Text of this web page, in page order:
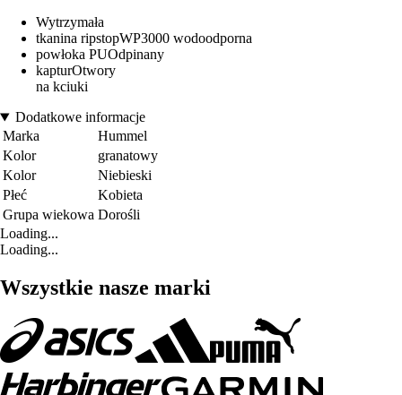
Wytrzymała
tkanina ripstopWP3000 wodoodporna
powłoka PUOdpinany
kapturOtwory
na kciuki
Dodatkowe informacje
Marka
Hummel
Kolor
granatowy
Kolor
Niebieski
Płeć
Kobieta
Grupa wiekowa Dorośli
Loading...
Loading...
Wszystkie nasze marki